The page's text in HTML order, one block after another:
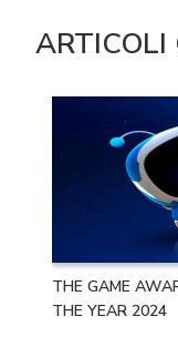
ARTICOLI
THE GAME
THE YEAR 2024